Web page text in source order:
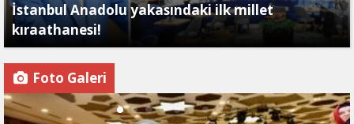
İstanbul Anadolu yakasındaki ilk millet
kıraathanesi!
Foto Galeri